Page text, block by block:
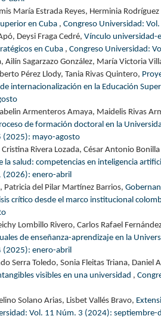
María Estrada Reyes, Herminia Rodríguez
en Cuba , Congreso Universidad:
Deysi Fraga Cedré, Vínculo universidad-
en Cuba , Congreso Universidad:
Sagarzazo González, María Victoria
Pérez Llody, Tania Rivas Quintero,
internacionalización en la Educación
Armenteros Amaya, Maidelis Rivas
de formación doctoral en la
(2025): mayo-agosto
Rivera Lozada, César Antonio
salud: competencias en inteligencia
(2026): enero-abril
Patricia del Pilar Martínez Barrios,
crítico desde el marco institucional
Lombillo Rivero, Carlos Rafael
de enseñanza-aprendizaje en la
(2025): enero-abril
Serra Toledo, Sonia Fleitas Triana, Daniel
visibles en una universidad ,
Solano Arias, Lisbet Vallés Bravo,
Vol. 11 Núm. 3 (2024): septiembre-